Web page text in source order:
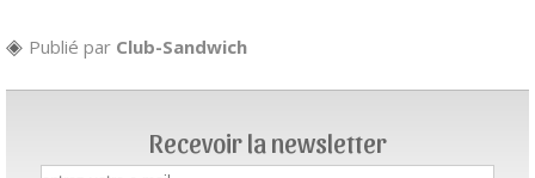
Publié par Club-Sandwich
Recevoir la newsletter